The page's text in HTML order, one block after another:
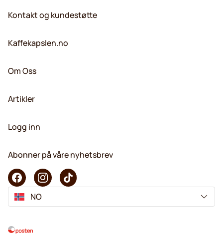
Kontakt og kundestøtte
Kaffekapslen.no
Om Oss
Artikler
Logg inn
Abonner på våre nyhetsbrev
NO